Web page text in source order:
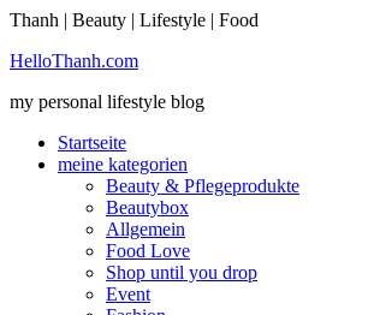
Thanh | Beauty | Lifestyle | Food
HelloThanh.com
my personal lifestyle blog
Startseite
meine kategorien
Beauty & Pflegeprodukte
Beautybox
Allgemein
Food Love
Shop until you drop
Event
Sie möchten mehr dazu erfahren?